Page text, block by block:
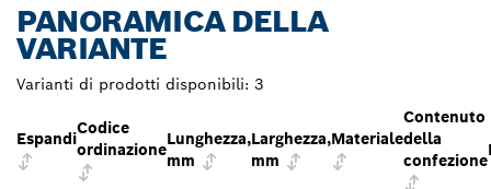
PANORAMICA DELLA
VARIANTE
Varianti di prodotti disponibili: 3
Espandi
Codice
ordinazione
Lunghezza,
mm
Larghezza,
mm
Materiale
Contenuto
della
confezione